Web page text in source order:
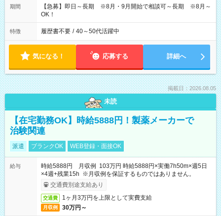
期間
【急募】即日～長期 ※8月・9月開始で相談可～長期 ※8月～
OK！
特徴 履歴書不要 / 40～50代活躍中
気になる！ 応募する 詳細へ
掲載日：2026.08.05
未読
【在宅勤務OK】時給5888円！製薬メーカーで
治験関連
派遣 ブランクOK WEB登録・面接OK
給与
時給5888円 月収例 103万円 時給5888円×実働7h50m×週5日
×4週+残業15h ※月収例を保証するものではありません。
交通費別途支給あり
交通費 1ヶ月3万円を上限として実費支給
月収例 30万円～